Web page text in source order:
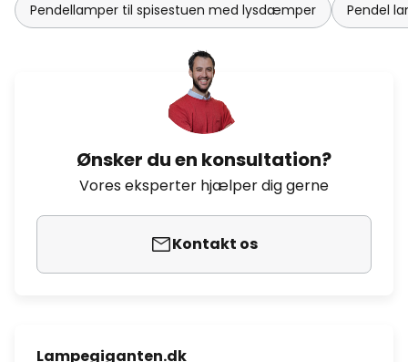
Pendellamper til spisestuen med lysdæmper Pendel
Ønsker du en konsultation?
Vores eksperter hjælper dig gerne
Kontakt os
Lampegiganten.dk